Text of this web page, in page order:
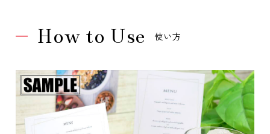
How to Use 使い方